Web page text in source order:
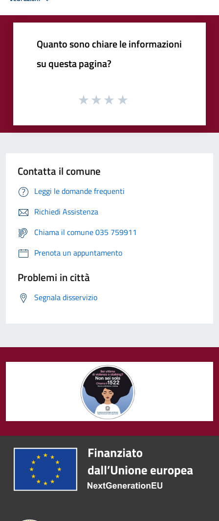
Quanto sono chiare le informazioni
su questa pagina?
Contatta il comune
Leggi le domande frequenti
Richiedi Assistenza
Chiama il comune 035 759911
Prenota un appuntamento
Problemi in città
Segnala disservizio